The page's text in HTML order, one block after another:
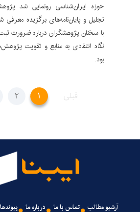
حوزه ایران‌شناسی رونمایی شد
تجلیل و پایان‌نامه‌های برگزیده معرفی
با سخنان پژوهشگران درباره ضرورت
نگاه انتقادی به منابع و تقویت
بود.
قبلی ۱ ۲
آرشیو مطالب تماس با ما درباره ما پیوندها